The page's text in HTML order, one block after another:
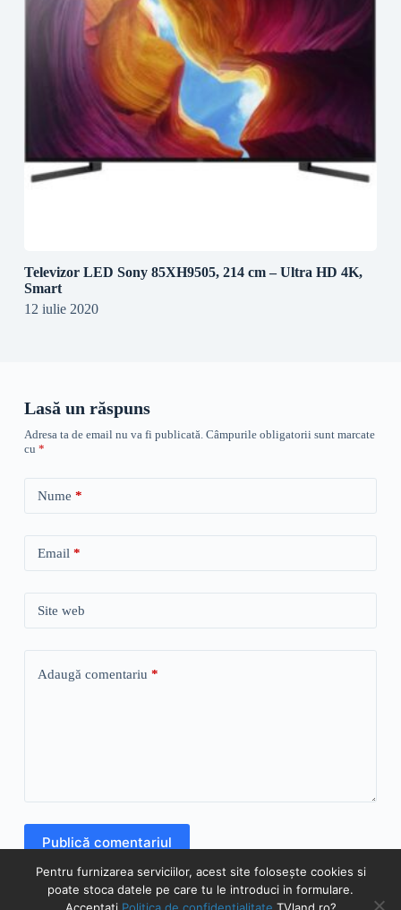
Televizor LED Sony 85XH9505, 214 cm – Ultra HD 4K,
Smart
12 iulie 2020
Lasă un răspuns
Adresa ta de email nu va fi publicată. Câmpurile obligatorii sunt marcate
cu *
Nume *
Email *
Site web
Adaugă comentariu *
Publică comentariul
Pentru furnizarea serviciilor, acest site folosește cookies si
poate stoca datele pe care tu le introduci in formulare.